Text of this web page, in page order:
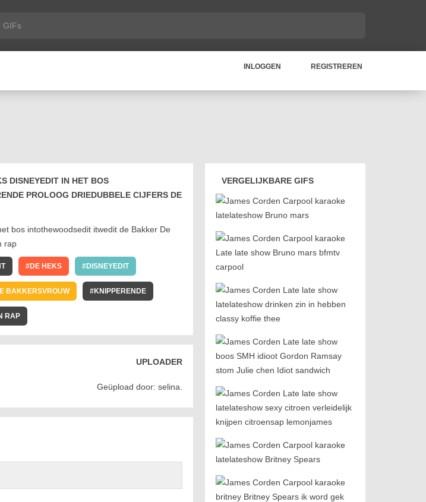
INLOGGEN REGISTREREN
DISNEYEDIT IN HET BOS
PROLOOG DRIEDUBBELE CIJFERS DE
DE HEKS DISNEYEDIT
BAKKERSVROUW KNIPPERENDE
RAP
UPLOADER
Geüpload door: selina.
VERGELIJKBARE GIFS